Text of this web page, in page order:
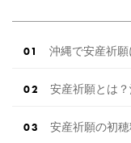
沖縄で安産祈
安産祈願とは
安産祈願の初